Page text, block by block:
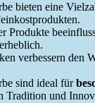
bieten eine
Produkte
verbessern den
sind ideal für
Tradition und